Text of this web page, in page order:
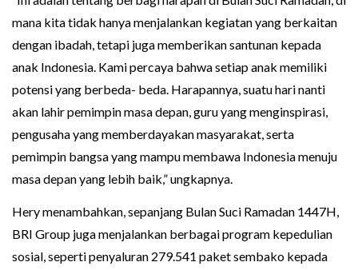
mana kita tidak hanya menjalankan kegiatan yang berkaitan
dengan ibadah, tetapi juga memberikan santunan kepada
anak Indonesia. Kami percaya bahwa setiap anak memiliki
potensi yang berbeda- beda. Harapannya, suatu hari nanti
akan lahir pemimpin masa depan, guru yang menginspirasi,
pengusaha yang memberdayakan masyarakat, serta
pemimpin bangsa yang mampu membawa Indonesia menuju
masa depan yang lebih baik,” ungkapnya.
Hery menambahkan, sepanjang Bulan Suci Ramadan 1447H,
BRI Group juga menjalankan berbagai program kepedulian
sosial, seperti penyaluran 279.541 paket sembako kepada